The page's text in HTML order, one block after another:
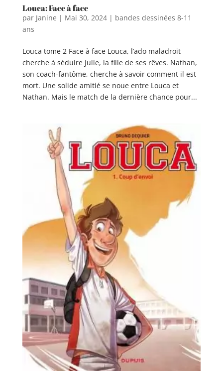
Louca: Face à face
par Janine | Mai 30, 2024| bandes dessinées 8-11
ans
Louca tome 2 Face à face Louca, l’ado maladroit
cherche à séduire Julie, la fille de ses rêves. Nathan,
son coach-fantôme, cherche à savoir comment il est
mort. Une solide amitié se noue entre Louca et
Nathan. Mais le match de la dernière chance pour...